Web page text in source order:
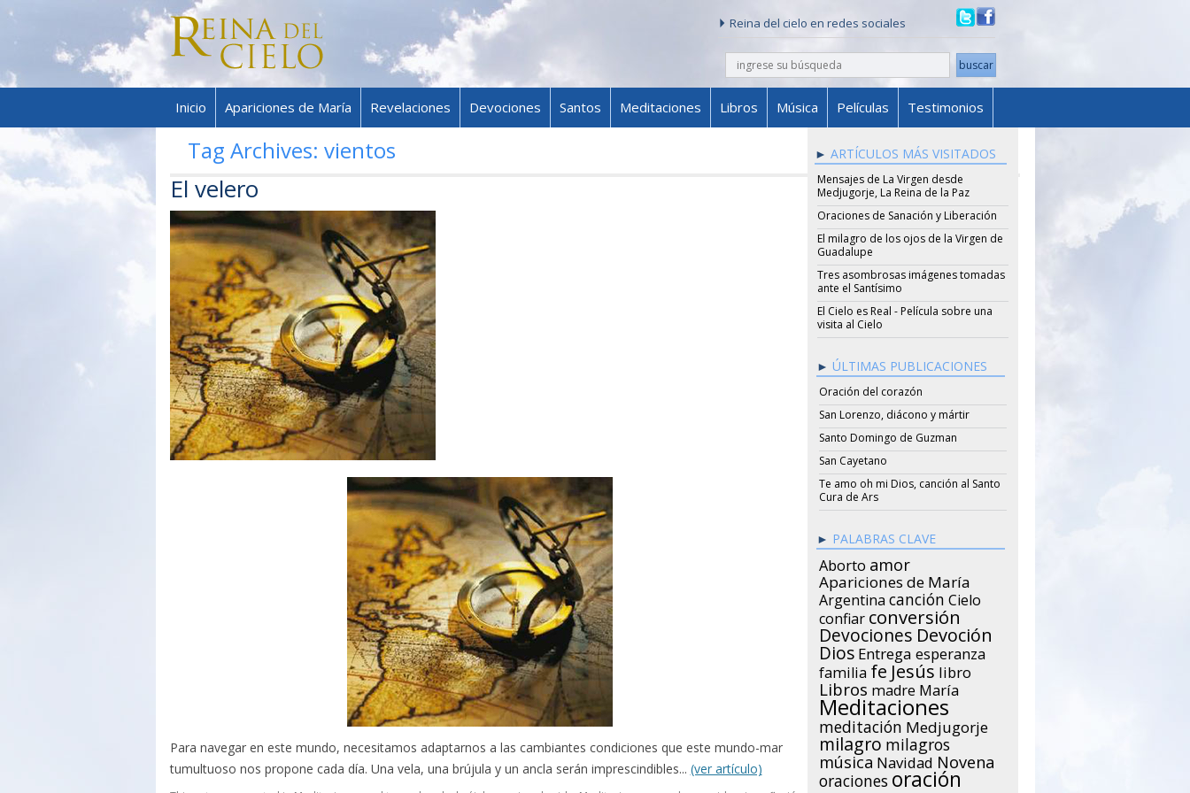
Reina del cielo en redes sociales
buscar
Skip to content
Inicio Apariciones de María Revelaciones Devociones Santos Meditaciones Libros Música Películas Testimonios
Tag Archives: vientos
El velero
Para navegar en este mundo, necesitamos adaptarnos a las cambiantes condiciones que este mundo-mar
tumultuoso nos propone cada día. Una vela, una brújula y un ancla serán imprescindibles... (ver artículo)
ARTÍCULOS MÁS VISITADOS
Mensajes de La Virgen desde
Medjugorje, La Reina de la Paz
Oraciones de Sanación y Liberación
El milagro de los ojos de la Virgen de
Guadalupe
Tres asombrosas imágenes tomadas
ante el Santísimo
El Cielo es Real - Película sobre una
visita al Cielo
ÚLTIMAS PUBLICACIONES
Oración del corazón
San Lorenzo, diácono y mártir
Santo Domingo de Guzman
San Cayetano
Te amo oh mi Dios, canción al Santo
Cura de Ars
PALABRAS CLAVE
Aborto amor
Apariciones de María
Argentina canción Cielo
confiar conversión
Devociones Devoción
Dios Entrega esperanza
familia fe Jesús libro
Libros madre María
Meditaciones
meditación Medjugorje
milagro milagros
música Navidad Novena
oraciones oración